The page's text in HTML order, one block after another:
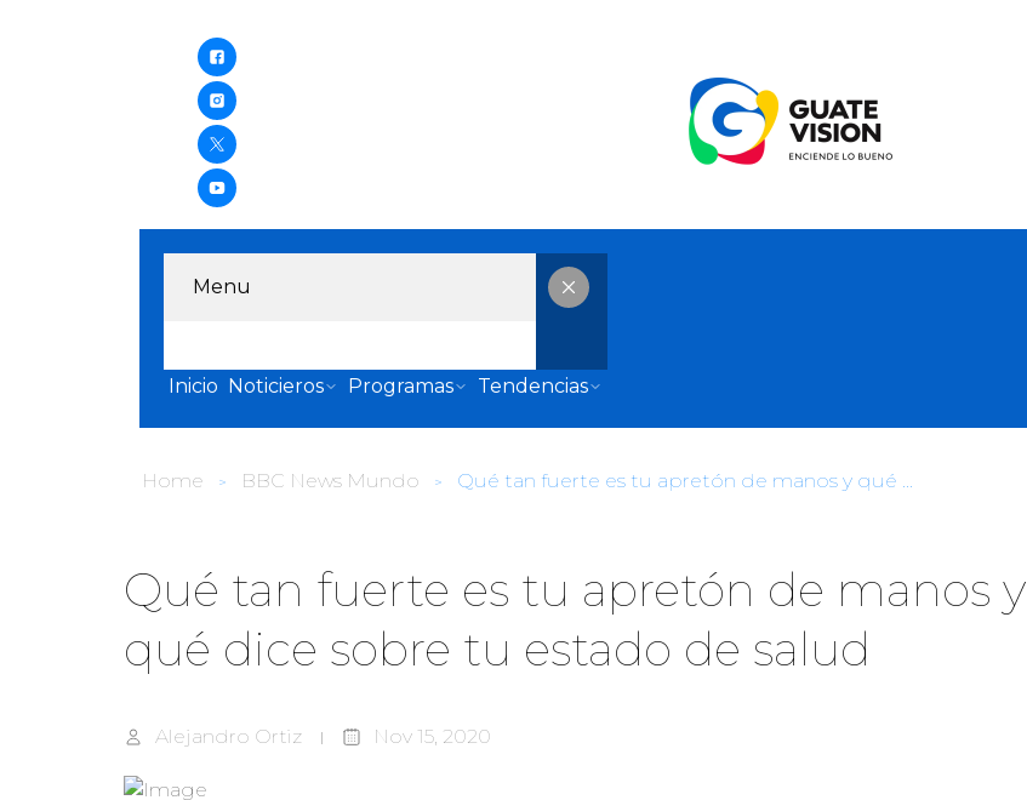
Menu
Inicio Noticieros Programas Tendencias
Home BBC News Mundo Qué tan fuerte es tu apretón de manos y qué dice sobre tu estado de salud
Qué tan fuerte es tu apretón de manos y
qué dice sobre tu estado de salud
Alejandro Ortiz Nov 15, 2020